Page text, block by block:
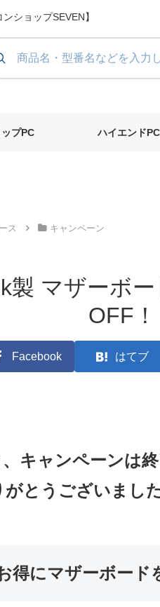
ショップSEVEN】
プPC ハイエンドPC
ス キャンペーン
製 マザーボ
OFF！
Facebook はてブ
キャンペーンは終
とうございました
得にマザーボード